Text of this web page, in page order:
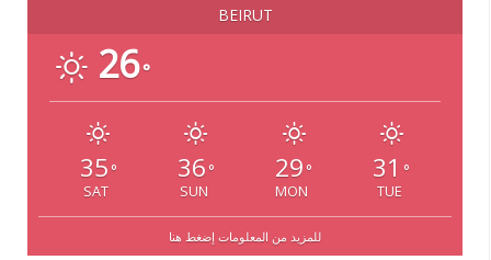
BEIRUT
26°
35 °
SAT
36 °
SUN
29 °
MON
31 °
TUE
للمزيد من المعلومات إضغط هنا